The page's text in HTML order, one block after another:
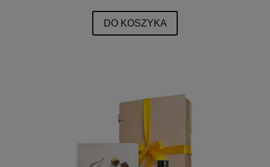
DO KOSZYKA